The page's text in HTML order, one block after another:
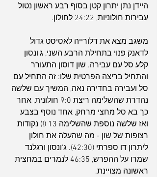
היידן נתן יתרון קטן בסוף רבע ראשון נטול
עבירות חולוניות, 24:22 לחולון.
משגב מצא את דלורייה לאסיסט גדול
לדאנק פנוי בתחילת הרבע השני, ג'ונסון
קלע סל עם עבירה. שון דוסון התעורר
והתחיל בריצה הפרטית שלו: זה התחיל עם
סל ועבירה בחדירה נאה, המשיך עם שלשה
נהדרת שהשלימה ריצת 9:0 חולונית, אחר
כך בא סל מחצי מרחק, אחד נוסף בצבע
ואז שלשה נוספת שהשלימה 13 (!) נקודות
רצופות של שון - מה שהעלה את חולון
ליתרון דו ספרתי (42:30). ג'ונסון ורגלנד
שמרו על ההפרש, 46:35 לנמרים במחצית
ראשונה מצויינת.